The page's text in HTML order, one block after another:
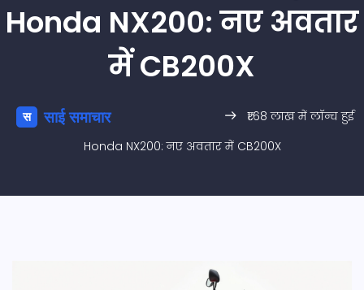
Honda NX200: नए अवतार
में CB200X
₹1.68 लाख में लॉन्च हुई
Honda NX200: नए अवतार में CB200X